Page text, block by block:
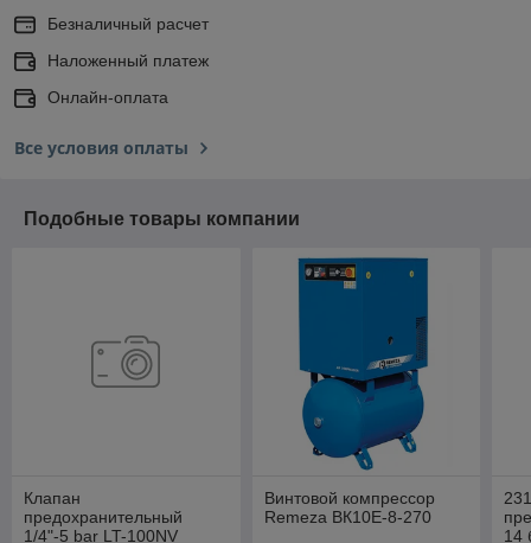
Безналичный расчет
Наложенный платеж
Онлайн-оплата
Все условия оплаты
Подобные товары компании
Клапан
предохранительный
1/4"-5 bar LT-100NV
Винтовой компрессор
Remeza ВК10Е-8-270
14